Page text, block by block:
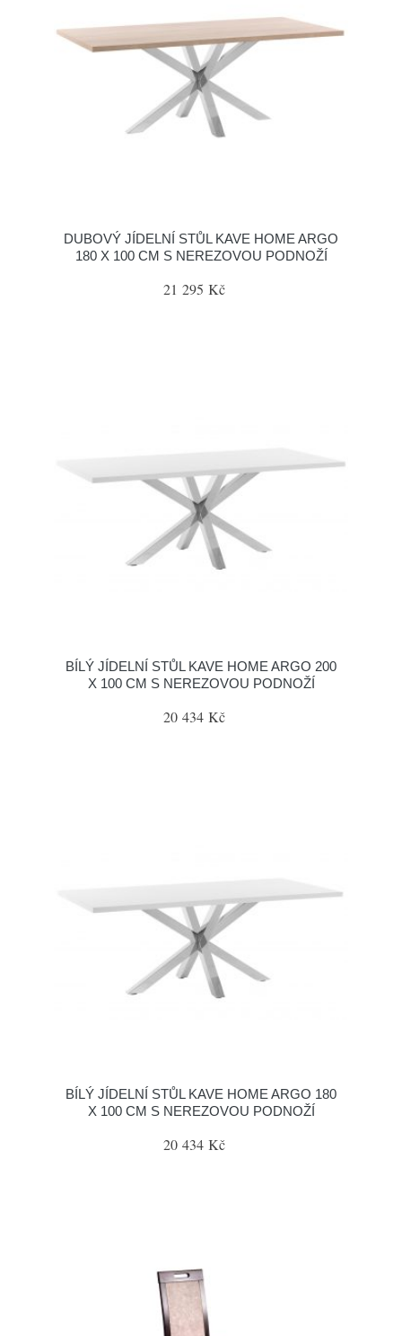
DUBOVÝ JÍDELNÍ STŮL KAVE HOME ARGO
180 X 100 CM S NEREZOVOU PODNOŽÍ
21 295 Kč
BÍLÝ JÍDELNÍ STŮL KAVE HOME ARGO 200
X 100 CM S NEREZOVOU PODNOŽÍ
20 434 Kč
BÍLÝ JÍDELNÍ STŮL KAVE HOME ARGO 180
X 100 CM S NEREZOVOU PODNOŽÍ
20 434 Kč